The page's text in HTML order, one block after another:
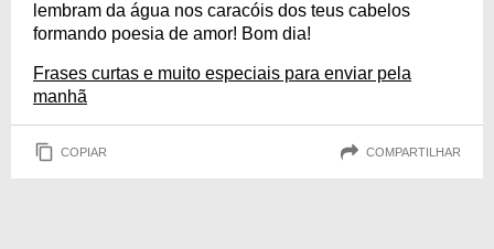
lembram da água nos caracóis dos teus cabelos
formando poesia de amor! Bom dia!
Frases curtas e muito especiais para enviar pela
manhã
COPIAR COMPARTILHAR